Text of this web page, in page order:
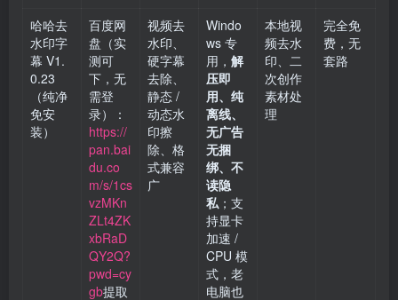
哈哈去
水印字
幕 V1.
0.23
（纯净
免安
装）
百度网
盘（实
测可
下，无
需登
录）：
https://
pan.bai
du.co
m/s/1cs
vzMKn
ZLt4ZK
xbRaD
QY2Q?
pwd=cy
gb提取
视频去
水印、
硬字幕
去除、
静态 /
动态水
印擦
除、格
式兼容
广
Windo
ws 专
用， 解
压即
用、纯
离线、
无广告
无捆
绑、不
读隐
私 ；支
持显卡
加速 /
CPU 模
式，老
电脑也
本地视
频去水
印、二
次创作
素材处
理
完全免
费，无
套路